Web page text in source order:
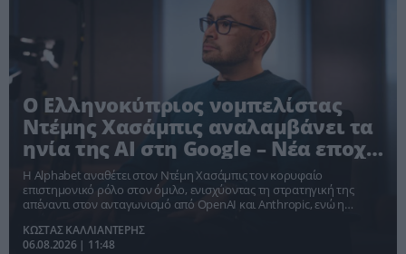
Ο Ελληνοκύπριος νομπελίστας
Ντέμης Χασάμπις αναλαμβάνει τα
ηνία της AI στη Google – Νέα εποχή
στην παγκόσμια κούρσα της
τεχνητής νοημοσύνης
Η Alphabet αναθέτει στον Ντέμη Χασάμπις τον κορυφαίο
επιστημονικό ρόλο στον όμιλο, ενισχύοντας τη στρατηγική της
απέναντι στον ανταγωνισμό από OpenAI και Anthropic, ενώ η
ΚΩΣΤΑΣ ΚΑΛΛΙΑΝΤΕΡΗΣ
06.08.2026 | 11:48